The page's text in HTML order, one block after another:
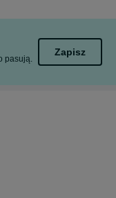
pasują.
Zapisz